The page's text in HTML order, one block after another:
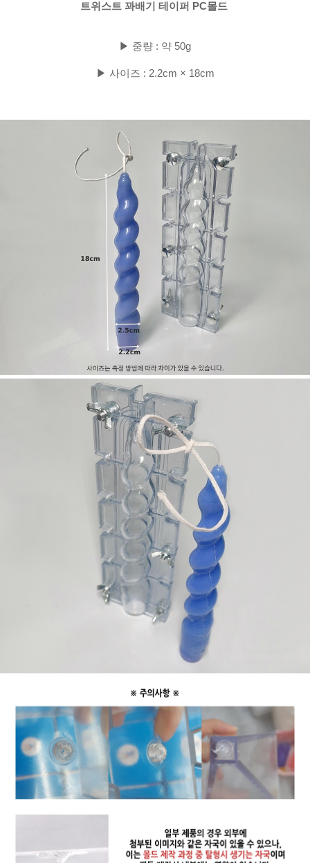
트위스트 꽈배기 테이퍼 PC몰드
▶ 중량 : 약 50g
▶ 사이즈 : 2.2cm × 18cm